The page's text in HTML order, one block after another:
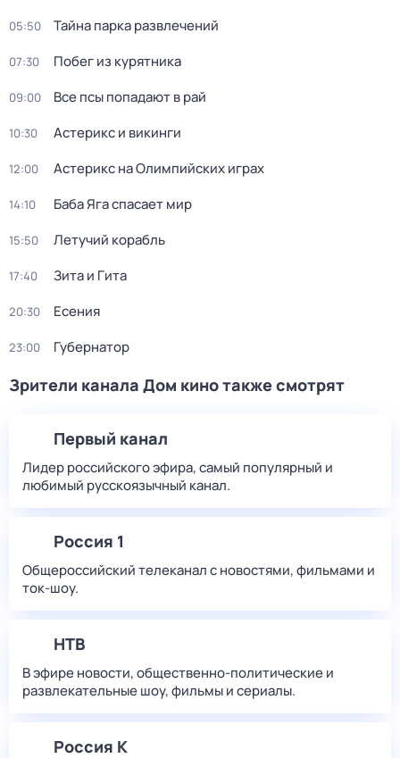
05:50 Тайна парка развлечений
07:30 Побег из курятника
09:00 Все псы попадают в рай
10:30 Астерикс и викинги
12:00 Астерикс на Олимпийских играх
14:10 Баба Яга спасает мир
15:50 Летучий корабль
17:40 Зита и Гита
20:30 Есения
23:00 Губернатор
Зрители канала Дом кино также смотрят
Первый канал
Лидер российского эфира, самый популярный и
любимый русскоязычный канал.
Россия 1
Общероссийский телеканал с новостями, фильмами и
ток-шоу.
НТВ
В эфире новости, общественно-политические и
развлекательные шоу, фильмы и сериалы.
Россия К